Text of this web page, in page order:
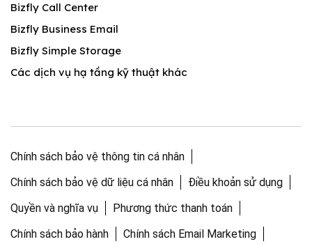
Bizfly Call Center
Bizfly Business Email
Bizfly Simple Storage
Các dịch vụ hạ tầng kỹ thuật khác
Chính sách bảo vệ thông tin cá nhân
Chính sách bảo vệ dữ liệu cá nhân
Điều khoản sử dụng
Quyền và nghĩa vụ
Phương thức thanh toán
Chính sách bảo hành
Chính sách Email Marketing